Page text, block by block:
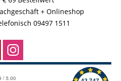
+ Onlineshop
09497 1511